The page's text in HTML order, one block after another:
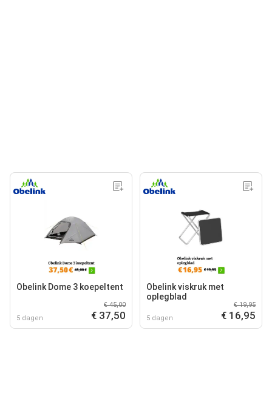
Obelink Dome 3 koepeltent
5 dagen
€ 45,00
€ 37,50
Obelink viskruk met
oplegblad
5 dagen
€ 19,95
€ 16,95